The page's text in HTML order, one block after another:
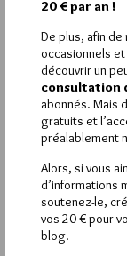
30 NOVEMBRE 2009 À
Est- ce que
FLUO
30 NOVEMBRE 2009 À
Il y a quand
http://
La série initiale
plus tard l’affreux
20 € par an !
De plus, afin
occasionnels
découvrir un
consultation
abonnés. Mais
gratuits et
préalablement
Alors, si vous
d’informations
soutenez-le,
vos 20 € pour
blog.